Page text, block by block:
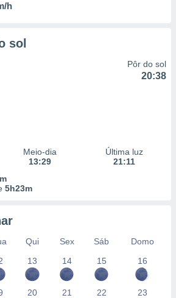
h
sol
Pôr do sol
20:38
Meio-dia
13:29
Última luz
21:11
5h23m
Qui Sex Sáb
Domo
13 14 15 16
20 21 22 23